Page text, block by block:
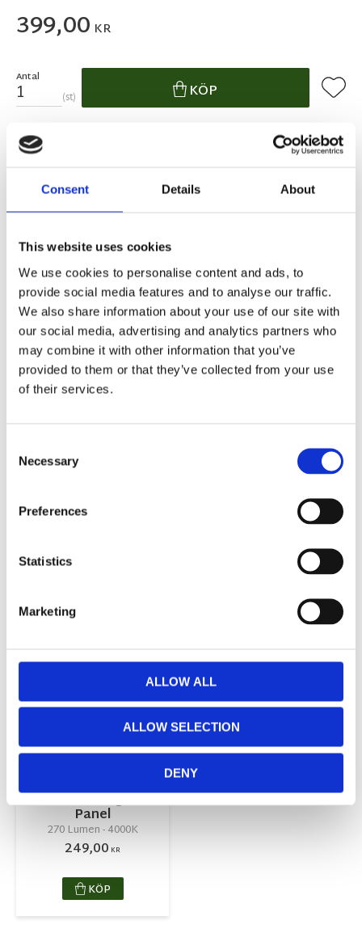
Consent Details About
This website uses cookies
We use cookies to personalise content and ads, to
provide social media features and to analyse our traffic.
We also share information about your use of our site with
our social media, advertising and analytics partners who
may combine it with other information that you’ve
provided to them or that they’ve collected from your use
of their services.
Selection
Necessary
Preferences
Statistics
Marketing
ALLOW ALL
ALLOW SELECTION
DENY
399,00 KR
Antal
st KÖP Lägg
Artikelnr
Fri frakt över 995kr
Snabba leveranser
Enkel betalning med Klarna
BESKRIVNING
Ihopkopplingsbar slim LED-panel. På/Av samt
dimmerfunktion genom att använda handen. Lätt
att montera med 3M tejp, magneter eller skruvar.
Lyser med vitt sken, och passar utmärkt som
MÅTT OCH SPECIFIKATIONER
Extra Integra
Panel
270 Lumen - 4000K
249,00 KR
KÖP